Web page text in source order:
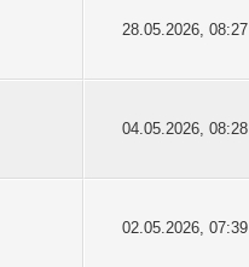
28.05.2026, 08:27
04.05.2026, 08:28
02.05.2026, 07:39